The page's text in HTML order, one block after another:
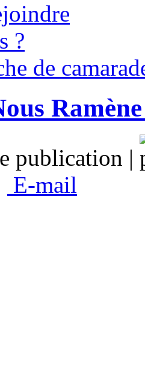
?
de
publication |
E-mail